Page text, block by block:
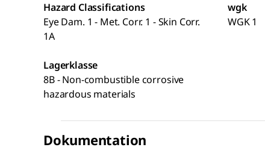
Hazard Classifications
Eye Dam. 1 - Met. Corr. 1 - Skin Corr.
1A
wgk
WGK 1
Lagerklasse
8B - Non-combustible corrosive
hazardous materials
Dokumentation